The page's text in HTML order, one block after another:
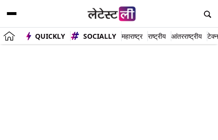
QUICKLY SOCIALLY महाराष्ट्र राष्ट्रीय आंतरराष्ट्रीय